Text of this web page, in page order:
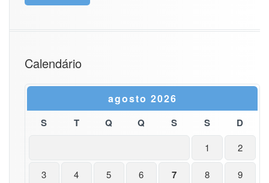
Calendário
agosto 2026
S T Q Q S S D
1 2
3 4 5 6 7 8 9